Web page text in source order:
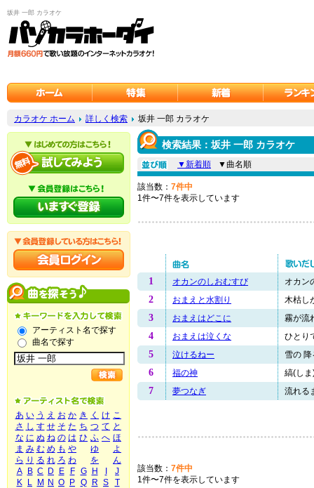
坂井 一郎 カラオケ
カラオケ ホーム 詳しく検索 坂井 一郎 カラオケ
アーティスト名で探す
曲名で探す
あ い う え お か き く け こ
さ し す せ そ た ち つ て と
な に ぬ ね の は ひ ふ へ ほ
ま み む め も や ゆ
よ
ら り る れ ろ わ を
ん
A
B C D E F G H
J
K
L M N O P Q R S
T
検索結果：坂井 一郎 カラオケ
▼新着順 ▼曲名順
該当数： 7件中
1件〜7件を表示しています
1 オカンのしおむすび オカン
2 おまえと水割り 木枯し
3 おまえはどこに 霧が流
4 おまえは泣くな ひとり
5 泣けるねー 雪の
6 福の神 縞(し
7 夢つなぎ 流れる
該当数： 7件中
1件〜7件を表示しています